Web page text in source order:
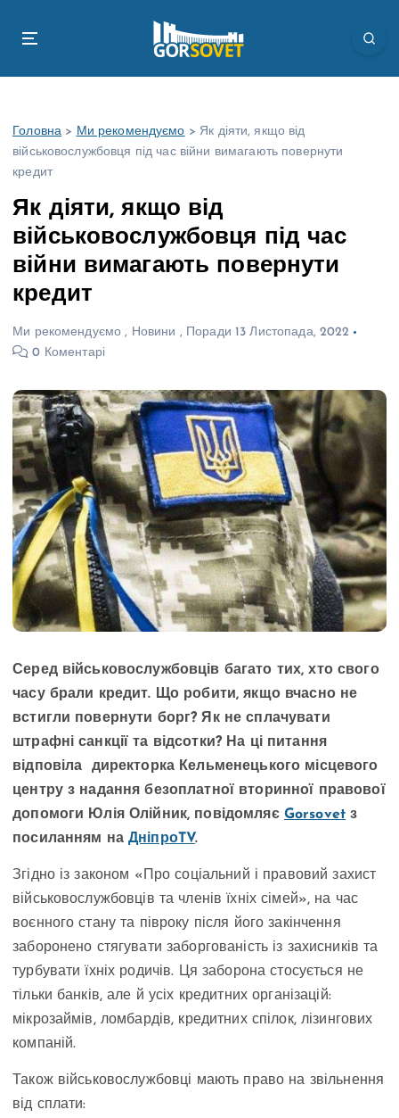
Головна > Ми рекомендуємо > Як діяти, якщо від
військовослужбовця під час війни вимагають повернути
кредит
Як діяти, якщо від
військовослужбовця під час
війни вимагають повернути
кредит
Ми рекомендуємо , Новини , Поради 13 Листопада, 2022
0 Коментарі
Серед військовослужбовців багато тих, хто свого
часу брали кредит. Що робити, якщо вчасно не
встигли повернути борг? Як не сплачувати
штрафні санкції та відсотки? На ці питання
відповіла директорка Кельменецького місцевого
центру з надання безоплатної вторинної правової
допомоги Юлія Олійник, повідомляє Gorsovet з
посиланням наДніпроTV.
Згідно із законом «Про соціальний і правовий захист
військовослужбовців та членів їхніх сімей», на час
воєнного стану та півроку після його закінчення
заборонено стягувати заборгованість із захисників та
турбувати їхніх родичів. Ця заборона стосується не
тільки банків, але й усіх кредитних організацій:
мікрозаймів, ломбардів, кредитних спілок, лізингових
компаній.
Також військовослужбовці мають право на звільнення
від сплати: